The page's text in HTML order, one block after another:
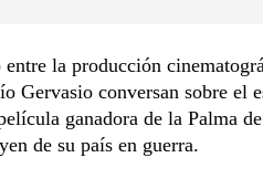
la producción
conversan sobre el
ganadora de la Palma
de su país en guerra.